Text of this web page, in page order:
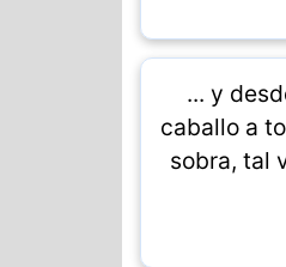
... y
caballo a
sobra, tal